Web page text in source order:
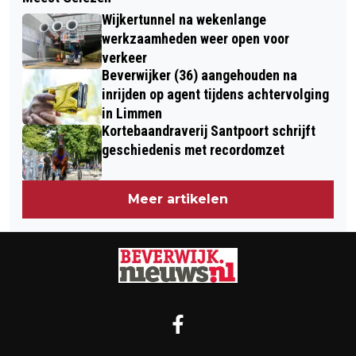
'GEBAKKEN SPONS'
IN DE BAN VAN DE RINGEN (#7): 'ME
TARZAN, YOU WELCOME'
Wijkertunnel na wekenlange
werkzaamheden weer open voor
verkeer
Beverwijker (36) aangehouden na
inrijden op agent tijdens achtervolging
in Limmen
Kortebaandraverij Santpoort schrijft
geschiedenis met recordomzet
Meer artikelen